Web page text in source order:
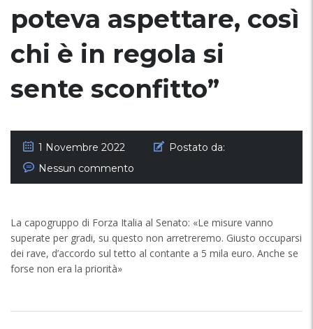
poteva aspettare, così
chi è in regola si
sente sconfitto”
1 Novembre 2022
Postato da:
Nessun commento
La capogruppo di Forza Italia al Senato: «Le misure vanno
superate per gradi, su questo non arretreremo. Giusto occuparsi
dei rave, d’accordo sul tetto al contante a 5 mila euro. Anche se
forse non era la priorità»